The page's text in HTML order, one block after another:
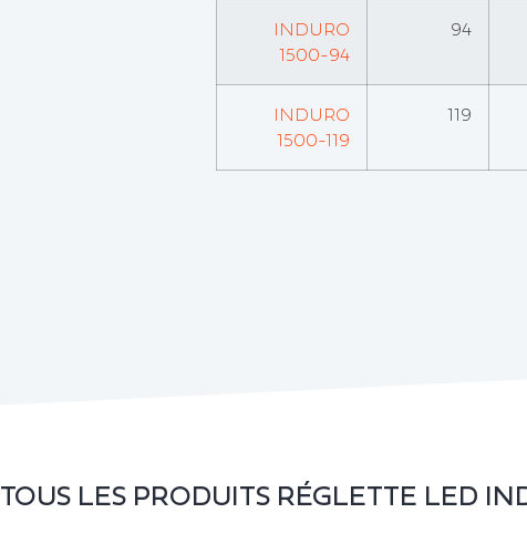
INDURO
1500-94
94
INDURO
1500-119
119
TOUS LES PRODUITS RÉGLETTE LED